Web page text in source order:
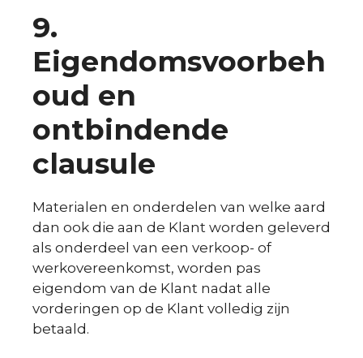
9.
Eigendomsvoorbeh
oud en
ontbindende
clausule
Materialen en onderdelen van welke aard
dan ook die aan de Klant worden geleverd
als onderdeel van een verkoop- of
werkovereenkomst, worden pas
eigendom van de Klant nadat alle
vorderingen op de Klant volledig zijn
betaald.